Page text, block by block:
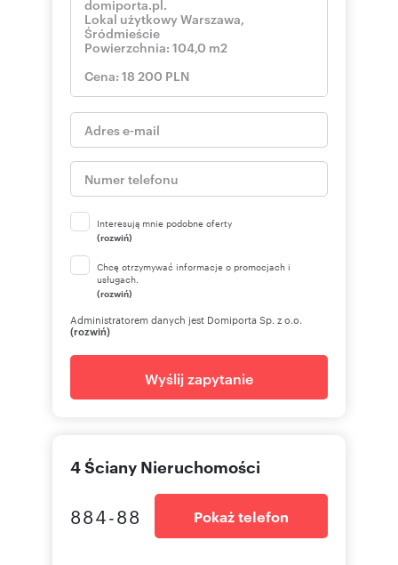
Interesują mnie podobne oferty
(rozwiń)
Chcę otrzymywać informacje o promocjach i
usługach.
(rozwiń)
Administratorem danych jest Domiporta Sp. z o.o.
(rozwiń)
Wyślij zapytanie
4 Ściany Nieruchomości
884-88 Pokaż telefon